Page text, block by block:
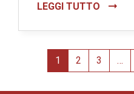
LEGGI TUTTO
1 2 3 …